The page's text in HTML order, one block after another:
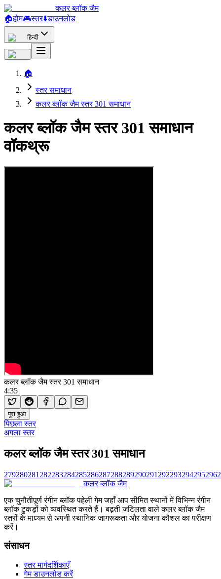
कलर ब्लॉक जैम
🏠होम🎮स्तर⬇️डाउनलोड
हिन्दी
🏠
स्तर समाधान
कलर ब्लॉक जैम स्तर 301 समाधान
कलर ब्लॉक जैम स्तर 301 समाधान
वॉकथ्रू
कलर ब्लॉक जैम स्तर 301 समाधान
4:35
पूरा हुआ
पिछला स्तर
अगला स्तर
कलर ब्लॉक जैम स्तर 301 समाधान
279280281 282283284285286287288289290291 292293294295296
कलर ब्लॉक जैम
एक चुनौतीपूर्ण रंगीन ब्लॉक पहेली गेम जहाँ आप सीमित स्थानों में विभिन्न रंगीन
ब्लॉक टुकड़ों को व्यवस्थित करते हैं। बढ़ती जटिलता वाले कलर ब्लॉक जैम
स्तरों के माध्यम से अपनी स्थानिक जागरूकता और योजना कौशल का परीक्षण
करें।
संसाधन
स्तर मार्गदर्शिकाएँ
गेम डाउनलोड करें